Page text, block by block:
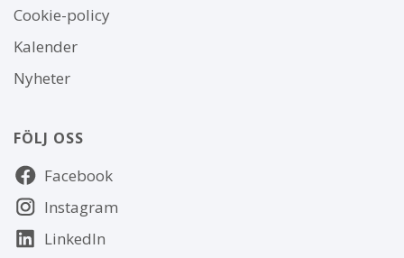
Om
webbplatsen
Cookie-policy
Kalender
Nyheter
FÖLJ OSS
Följ
oss Facebook
Instagram
LinkedIn